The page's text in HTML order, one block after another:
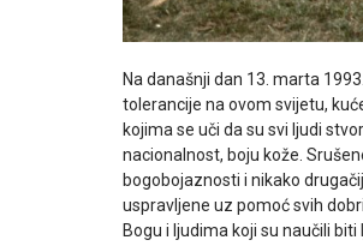
Na današnji dan 13. marta
tolerancije na ovom svijetu,
kojima se uči da su svi ljudi
nacionalnost, boju kože.
bogobojaznosti i nikako
uspravljene uz pomoć svih
Bogu i ljudima koji su naučili biti